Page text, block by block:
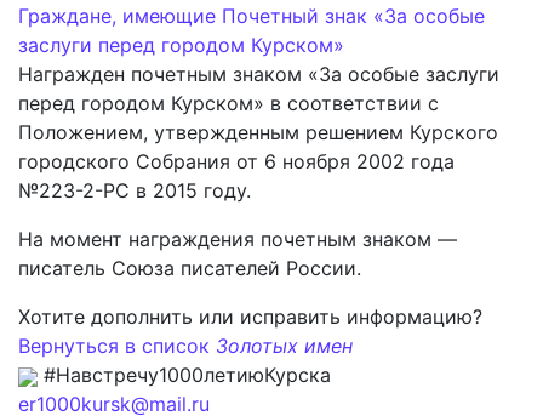
Граждане, имеющие Почетный знак «За особые
заслуги перед городом Курском»
Награжден почетным знаком «За особые заслуги
перед городом Курском» в соответствии с
Положением, утвержденным решением Курского
городского Собрания от 6 ноября 2002 года
№223-2-РС в 2015 году.
На момент награждения почетным знаком —
писатель Союза писателей России.
Хотите дополнить или исправить информацию?
Вернуться в список Золотых имен
#Навстречу1000летиюКурска
er1000kursk@mail.ru